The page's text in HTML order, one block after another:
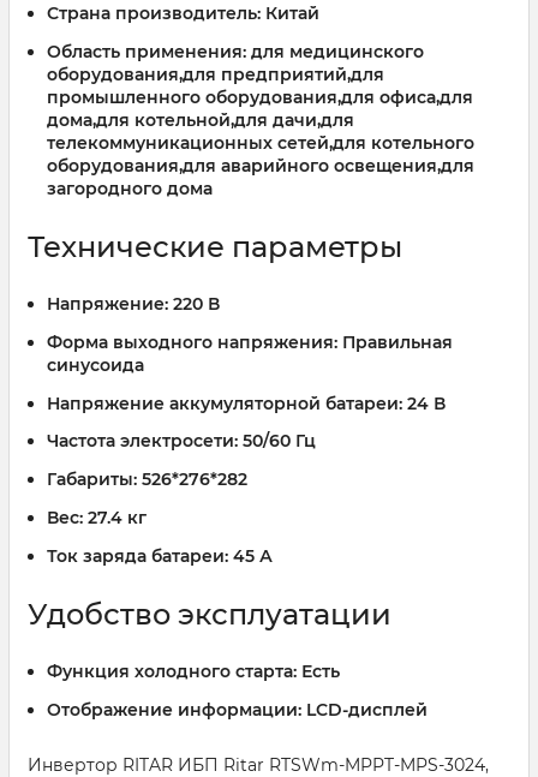
Страна производитель: Китай
Область применения: для медицинского
оборудования,для предприятий,для
промышленного оборудования,для офиса,для
дома,для котельной,для дачи,для
телекоммуникационных сетей,для котельного
оборудования,для аварийного освещения,для
загородного дома
Технические параметры
Напряжение: 220 В
Форма выходного напряжения: Правильная
синусоида
Напряжение аккумуляторной батареи: 24 В
Частота электросети: 50/60 Гц
Габариты: 526*276*282
Вес: 27.4 кг
Ток заряда батареи: 45 А
Удобство эксплуатации
Функция холодного старта: Есть
Отображение информации: LCD-дисплей
Инвертор RITAR ИБП Ritar RTSWm-MPPT-MPS-3024,